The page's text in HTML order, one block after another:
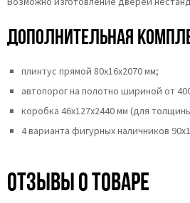
Дополнительная
плинтус прямой 80х16х2070 мм;
автопорог на полотно шириной от
коробка 46x127x2440 мм (для
4 варианта фигурных наличников
Отзывы о товаре